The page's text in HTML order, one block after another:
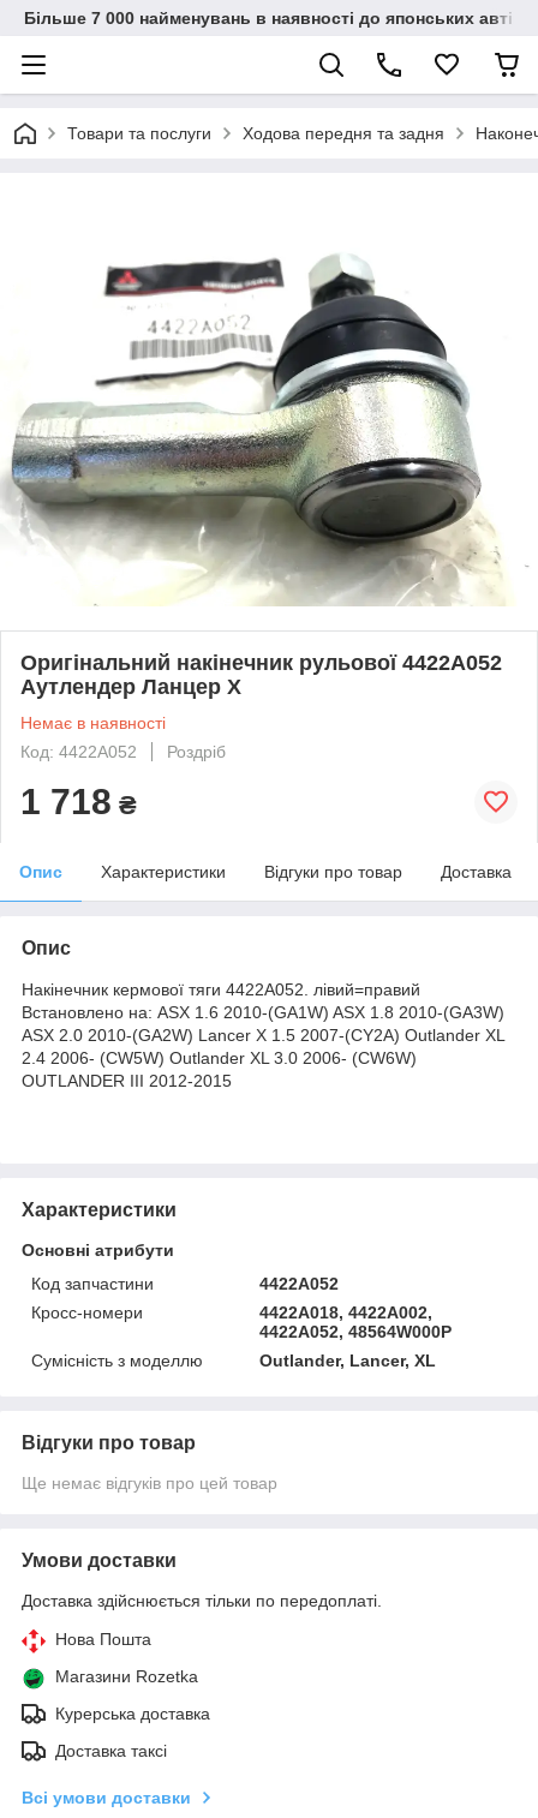
Більше 7 000 найменувань в наявності до японських
Товари та послуги Ходова передня та задня
Оригінальний накінечник рульової 4422A052
Аутлендер Ланцер X
Немає в наявності
Код: 4422A052
Роздріб
1 718 ₴
Опис Характеристики Відгуки про товар Доставка
Опис
Накінечник кермової тяги 4422A052. лівий=правий
Встановлено на: ASX 1.6 2010-(GA1W) ASX 1.8 2010-(GA3W)
ASX 2.0 2010-(GA2W) Lancer X 1.5 2007-(CY2A) Outlander XL
2.4 2006- (CW5W) Outlander XL 3.0 2006- (CW6W)
OUTLANDER III 2012-2015
Характеристики
Основні атрибути
Код запчастини
4422A052
Кросс-номери
4422A018, 4422A002,
4422A052, 48564W000P
Сумісність з моделлю
Outlander, Lancer, XL
Відгуки про товар
Ще немає відгуків про цей товар
Умови доставки
Доставка здійснюється тільки по передоплаті.
Нова Пошта
Магазини Rozetka
Курерська доставка
Доставка таксі
Всі умови доставки